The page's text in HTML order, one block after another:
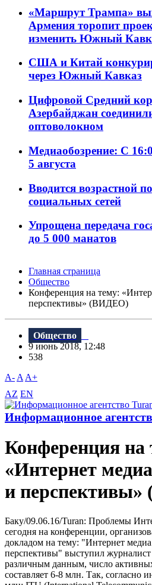
«Маршрут Трампа»
Армения торопит
изменить Южный
США и Китай
через Южный Кавказ
Цифровой Средний
Азербайджан
оптоволокном
Медиаобозрение: С
5 августа
Вводится возрастной
социальных сетей
Упрощена передача
до 5 000 манатов
Главная страница
Общество
Конференция на тему:
перспективы» (ВИДЕО)
Общество
9 июнь 2018, 12:48
538
A- A A+
AZ EN
Информационное
Конференция на
«Интернет
и
Баку/09.06.16/Turan: Проблемы
сегодня на конференции,
докладом на тему: "Интернет
перспективы" выступил
различным данным, число
составляет 6-8 млн. Так, согласно